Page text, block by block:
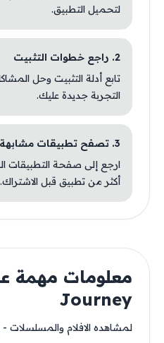
لتحميل التطبيق.
2. راجع خطوات التثبيت
تابع أدلة التثبيت وحل
التجربة جديدة عليك.
3. تصفح تطبيقات مشابهة
ارجع إلى صفحة التطبيقات
أكثر من تطبيق قبل الاشتراك.
Journey
لمشاهده الافلام والمسلسلات -